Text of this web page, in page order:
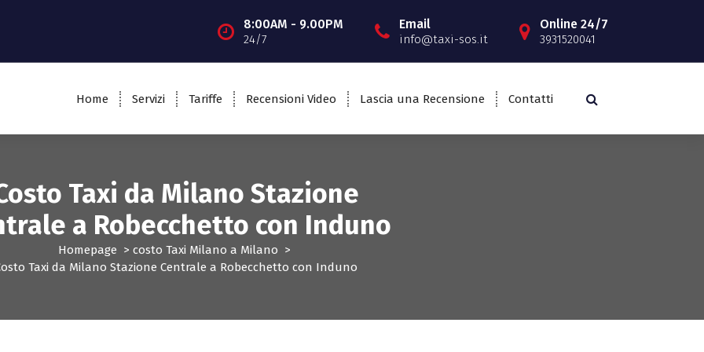
8:00AM - 9.00PM
24/7
Email
info@taxi-sos.it
Online 24/7
3931520041
Home Servizi Tariffe Recensioni Video Lascia una Recensione Contatti
Taxi da Milano Stazione
a Robecchetto con Induno
Homepage > costo Taxi Milano a Milano >
Taxi da Milano Stazione Centrale a Robecchetto con Induno